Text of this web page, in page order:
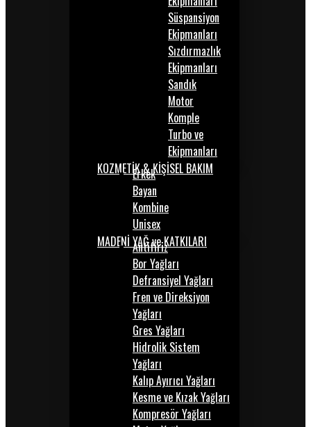
Süspansiyon
Ekipmanları
Sızdırmazlık
Ekipmanları
Sandık
Motor
Komple
Turbo ve
Ekipmanları
KOZMETİK & KİŞİSEL BAKIM
Erkek
Bayan
Kombine
Unisex
MADENİ YAĞ ve KATKILARI
Antifiriz
Bor Yağları
Defransiyel Yağları
Fren ve Direksiyon
Yağları
Gres Yağları
Hidrolik Sistem
Yağları
Kalıp Ayırıcı Yağları
Kesme ve Kızak Yağları
Kompresör Yağları